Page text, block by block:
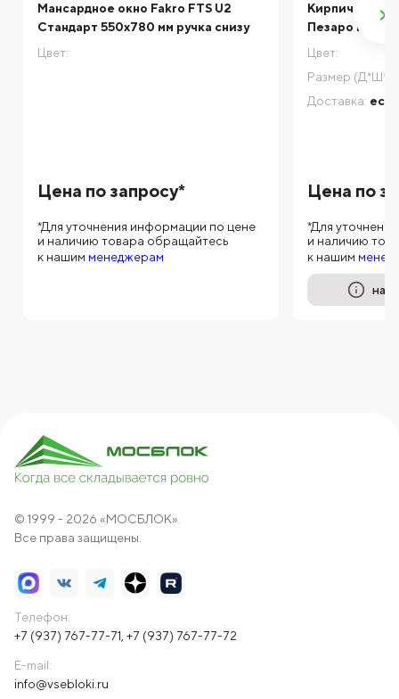
Мансардное окно Fakro FTS U2
Стандарт 550х780 мм ручка снизу
Цвет:
Цена по запросу*
*Для уточнения информации по цене
и наличию товара обращайтесь
к нашим менеджерам
Кирпич
Пезаро
Цвет:
Размер
Доставка: есть
Цена по
*Для
и наличию
к нашим
на
© 1999 - 2026 «МОСБЛОК».
Все права защищены.
Телефон:
+7 (937) 767-77-71 +7 (937) 767-77-72
E-mail:
info@vsebloki.ru